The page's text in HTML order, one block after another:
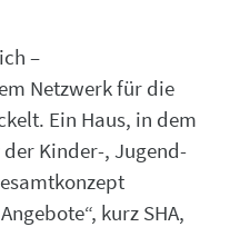
–
Netzwerk für die
Ein Haus, in dem
Kinder-, Jugend-
kurz SHA,